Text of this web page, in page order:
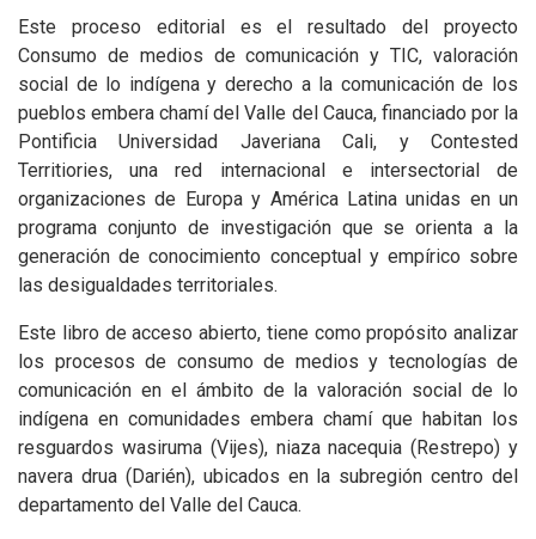
Este proceso editorial es el resultado del proyecto
Consumo de medios de comunicación y TIC, valoración
social de lo indígena y derecho a la comunicación de los
pueblos embera chamí del Valle del Cauca, financiado por la
Pontificia Universidad Javeriana Cali, y Contested
Territiories, una red internacional e intersectorial de
organizaciones de Europa y América Latina unidas en un
programa conjunto de investigación que se orienta a la
generación de conocimiento conceptual y empírico sobre
las desigualdades territoriales.
Este libro de acceso abierto, tiene como propósito analizar
los procesos de consumo de medios y tecnologías de
comunicación en el ámbito de la valoración social de lo
indígena en comunidades embera chamí que habitan los
resguardos wasiruma (Vijes), niaza nacequia (Restrepo) y
navera drua (Darién), ubicados en la subregión centro del
departamento del Valle del Cauca.